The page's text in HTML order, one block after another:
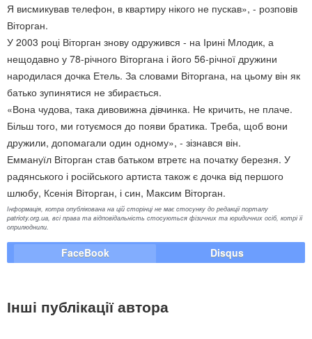
Я висмикував телефон, в квартиру нікого не пускав», - розповів
Віторган.
У 2003 році Віторган знову одружився - на Ірині Млодик, а
нещодавно у 78-річного Віторгана і його 56-річної дружини
народилася дочка Етель. За словами Віторгана, на цьому він як
батько зупинятися не збирається.
«Вона чудова, така дивовижна дівчинка. Не кричить, не плаче.
Більш того, ми готуємося до появи братика. Треба, щоб вони
дружили, допомагали один одному», - зізнався він.
Еммануїл Віторган став батьком втретє на початку березня. У
радянського і російського артиста також є дочка від першого
шлюбу, Ксенія Віторган, і син, Максим Віторган.
Інформація, котра опублікована на цій сторінці не має стосунку до редакції порталу
patrioty.org.ua, всі права та відповідальність стосуються фізичних та юридичних осіб, котрі її
оприлюднили.
FaceBook Disqus
Інші публікації автора